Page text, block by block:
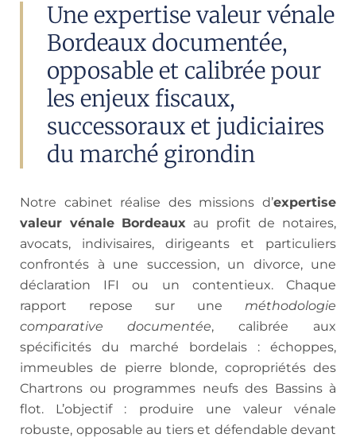
Une expertise valeur vénale
Bordeaux documentée,
opposable et calibrée pour
les enjeux fiscaux,
successoraux et judiciaires
du marché girondin
Notre cabinet réalise des missions d’expertise
valeur vénale Bordeaux au profit de notaires,
avocats, indivisaires, dirigeants et particuliers
confrontés à une succession, un divorce, une
déclaration IFI ou un contentieux. Chaque
rapport repose sur une méthodologie
comparative documentée, calibrée aux
spécificités du marché bordelais : échoppes,
immeubles de pierre blonde, copropriétés des
Chartrons ou programmes neufs des Bassins à
flot. L’objectif : produire une valeur vénale
robuste, opposable au tiers et défendable devant